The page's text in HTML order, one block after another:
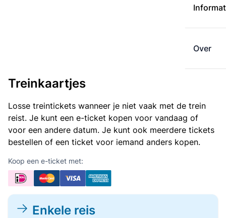
Over
Treinkaartjes
Losse treintickets wanneer je niet vaak met de trein
reist. Je kunt een e-ticket kopen voor vandaag of
voor een andere datum. Je kunt ook meerdere tickets
bestellen of een ticket voor iemand anders kopen.
Koop een e-ticket met:
Enkele reis